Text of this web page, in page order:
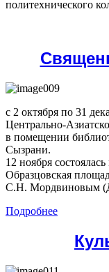
политехнического
с 2 октября по 31
Центрально-
в помещении
Сызрани.
12 ноября
Образцовская
С.Н. Мордвиновым
Подробнее